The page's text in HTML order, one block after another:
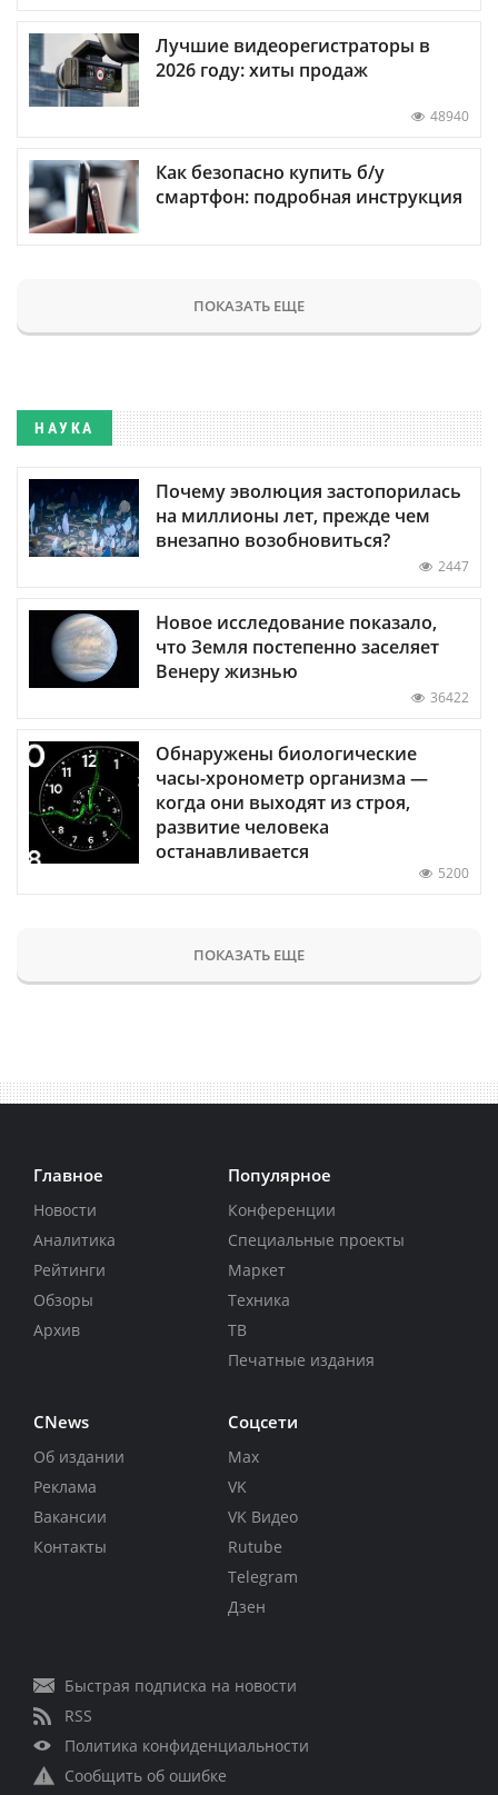
Лучшие видеорегистраторы в
2026 году: хиты продаж
48940
Как безопасно купить б/у
смартфон: подробная инструкция
ПОКАЗАТЬ ЕЩЕ
НАУКА
Почему эволюция застопорилась
на миллионы лет, прежде чем
внезапно возобновиться?
2447
Новое исследование показало,
что Земля постепенно заселяет
Венеру жизнью
36422
Обнаружены биологические
часы-хронометр организма —
когда они выходят из строя,
развитие человека
останавливается
5200
ПОКАЗАТЬ ЕЩЕ
Главное
Новости
Аналитика
Рейтинги
Обзоры
Архив
Популярное
Конференции
Специальные проекты
Маркет
Техника
ТВ
Печатные издания
CNews
Об издании
Реклама
Вакансии
Контакты
Соцсети
Max
VK
VK Видео
Rutube
Telegram
Дзен
Быстрая подписка на новости
RSS
Политика конфиденциальности
Сообщить об ошибке